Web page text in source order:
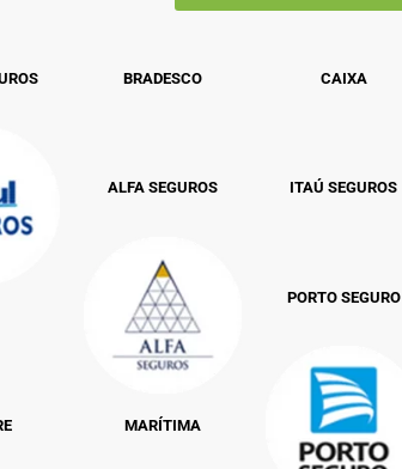
BRADESCO
ALFA SEGUROS
MARÍTIMA
CAIXA
ITAÚ SEGUROS
PORTO SEGURO